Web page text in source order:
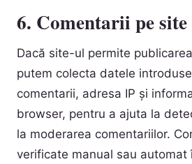
6. Comentarii pe site
Dacă site-ul permite
putem colecta datele
comentarii, adresa IP și
browser, pentru a ajuta la
la moderarea comentariilor.
verificate manual sau automat